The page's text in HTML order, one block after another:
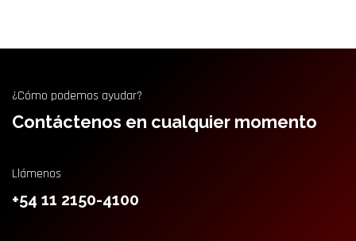
¿Cómo podemos ayudar?
Contáctenos en cualquier momento
Llámenos
+54 11 2150-4100